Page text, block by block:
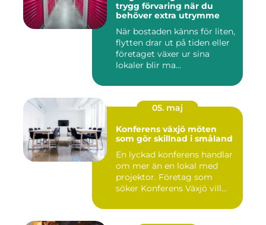
trygg förvaring när du
behöver extra utrymme
När bostaden känns för liten,
flytten drar ut på tiden eller
företaget växer ur sina
lokaler blir ma...
05. maj
Konferens växjö möten
som gör skillnad i småland
En lyckad konferens handlar
om mer än en lokal med
projektor. Företag som
söker Konferens Växjö vill...